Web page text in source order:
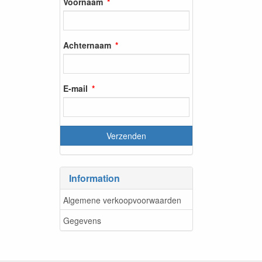
Achternaam
E-mail
Information
Algemene verkoopvoorwaarden
Gegevens